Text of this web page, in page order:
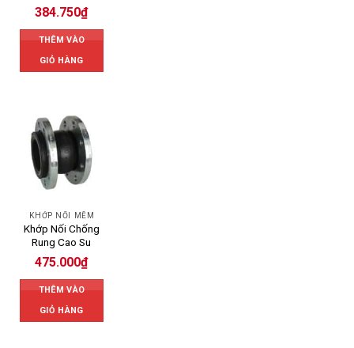
384.750₫
THÊM VÀO
GIỎ HÀNG
KHỚP NỐI MỀM
Khớp Nối Chống
Rung Cao Su
475.000₫
THÊM VÀO
GIỎ HÀNG